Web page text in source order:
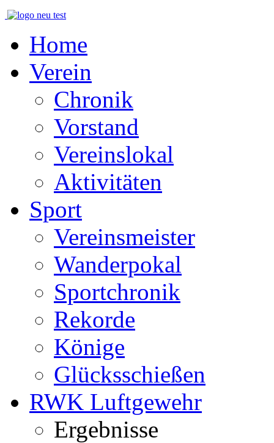
Home
Verein
Chronik
Vorstand
Vereinslokal
Aktivitäten
Sport
Vereinsmeister
Wanderpokal
Sportchronik
Rekorde
Könige
Glücksschießen
RWK Luftgewehr
Ergebnisse